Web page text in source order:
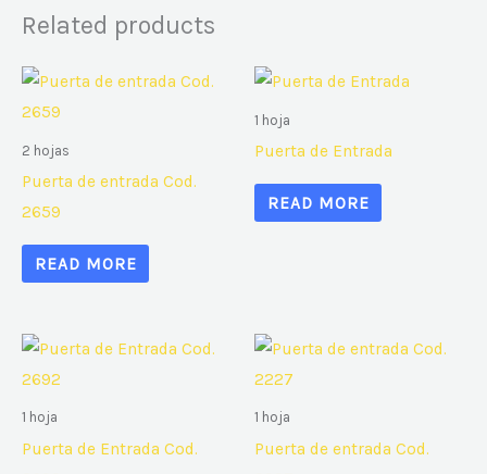
Related products
2 hojas
Puerta de entrada Cod.
2659
READ MORE
1 hoja
Puerta de Entrada
READ MORE
1 hoja
Puerta de Entrada Cod.
1 hoja
Puerta de entrada Cod.